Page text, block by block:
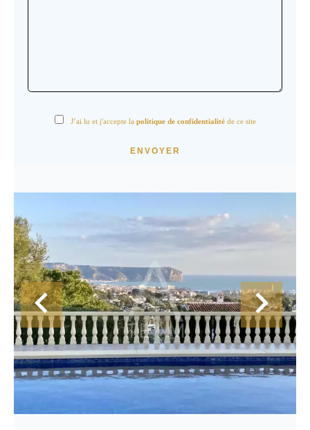
J’ai lu et j'accepte la politique de confidentialitéde ce site
ENVOYER